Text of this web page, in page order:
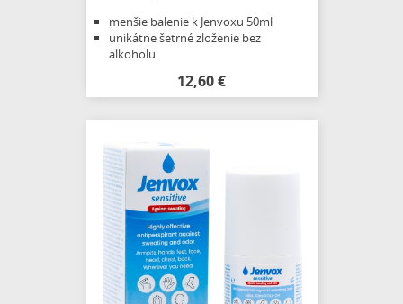
menšie balenie k Jenvoxu 50ml
unikátne šetrné zloženie bez
alkoholu
12,60 €